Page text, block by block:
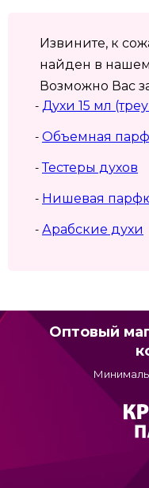
Извините, к
найден в
Возможно Вас
- Духи 15 мл
- Объемная
-Тестеры духов
- Нишевая
- Арабские духи
Оптовый